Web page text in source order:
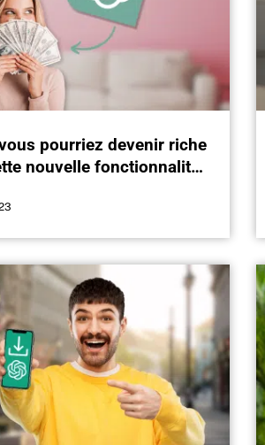
pourriez devenir riche
nouvelle fonctionnalité